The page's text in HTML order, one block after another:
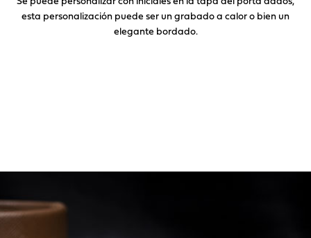
esta personalización puede ser un grabado a calor o bien un
elegante bordado.